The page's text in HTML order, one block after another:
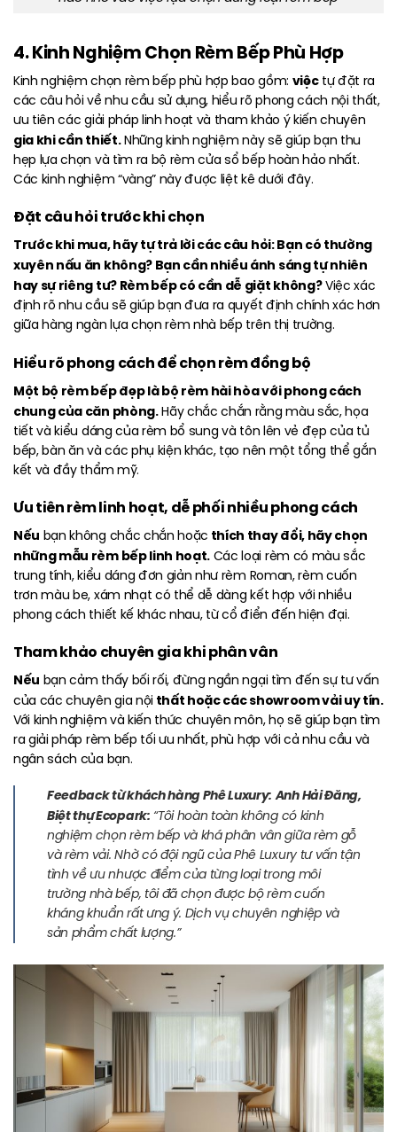
4. Kinh Nghiệm Chọn Rèm Bếp Phù Hợp
Kinh nghiệm chọn rèm bếp phù hợp bao gồm: việctự đặt ra
các câu hỏi về nhu cầu sử dụng, hiểu rõ phong cách nội thất,
ưu tiên các giải pháp linh hoạt và tham khảo ý kiến chuyên
gia khi cần thiết.Những kinh nghiệm này sẽ giúp bạn thu
hẹp lựa chọn và tìm ra bộ rèm cửa sổ bếp hoàn hảo nhất.
Các kinh nghiệm “vàng” này được liệt kê dưới đây.
Đặt câu hỏi trước khi chọn
Trước khi mua, hãy tự trả lời các câu hỏi: Bạn có thường
xuyên nấu ăn không? Bạn cần nhiều ánh sáng tự nhiên
hay sự riêng tư? Rèm bếp có cần dễ giặt không?Việc xác
định rõ nhu cầu sẽ giúp bạn đưa ra quyết định chính xác hơn
giữa hàng ngàn lựa chọn rèm nhà bếp trên thị trường.
Hiểu rõ phong cách để chọn rèm đồng bộ
Một bộ rèm bếp đẹp là bộ rèm hài hòa với phong cách
chung của căn phòng.Hãy chắc chắn rằng màu sắc, họa
tiết và kiểu dáng của rèm bổ sung và tôn lên vẻ đẹp của tủ
bếp, bàn ăn và các phụ kiện khác, tạo nên một tổng thể gắn
kết và đầy thẩm mỹ.
Ưu tiên rèm linh hoạt, dễ phối nhiều phong cách
Nếu bạn không chắc chắn hoặc thích thay đổi, hãy chọn
những mẫu rèm bếp linh hoạt.Các loại rèm có màu sắc
trung tính, kiểu dáng đơn giản như rèm Roman, rèm cuốn
trơn màu be, xám nhạt có thể dễ dàng kết hợp với nhiều
phong cách thiết kế khác nhau, từ cổ điển đến hiện đại.
Tham khảo chuyên gia khi phân vân
Nếu bạn cảm thấy bối rối, đừng ngần ngại tìm đến sự tư vấn
của các chuyên gia nội thất hoặc các showroom vải uy tín.
Với kinh nghiệm và kiến thức chuyên môn, họ sẽ giúp bạn tìm
ra giải pháp rèm bếp tối ưu nhất, phù hợp với cả nhu cầu và
ngân sách của bạn.
Feedback từ khách hàng Phê Luxury: Anh Hải Đăng,
Biệt thự Ecopark: “Tôi hoàn toàn không có kinh
nghiệm chọn rèm bếp và khá phân vân giữa rèm gỗ
và rèm vải. Nhờ có đội ngũ của Phê Luxury tư vấn tận
tình về ưu nhược điểm của từng loại trong môi
trường nhà bếp, tôi đã chọn được bộ rèm cuốn
kháng khuẩn rất ưng ý. Dịch vụ chuyên nghiệp và
sản phẩm chất lượng.”